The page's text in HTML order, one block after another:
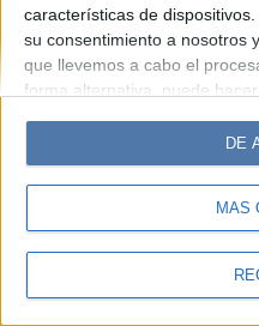
características de
su consentimiento a nosotros
que llevemos a cabo el
forma alternativa, puede
cambiar sus preferencias
Tenga en cuenta que algún
personales puede no requerir
tiene el derecho de rechazar
sus preferencias o retirar su
MÁS
DE